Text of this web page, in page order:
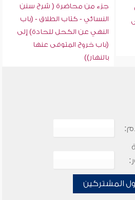
جزء من محاضرة ( شرح سنن
النسائي - كتاب الطلاق - (باب
النهي عن الكحل للحادة) إلى
(باب خروج المتوفى عنها
بالنهار))
المشتركين